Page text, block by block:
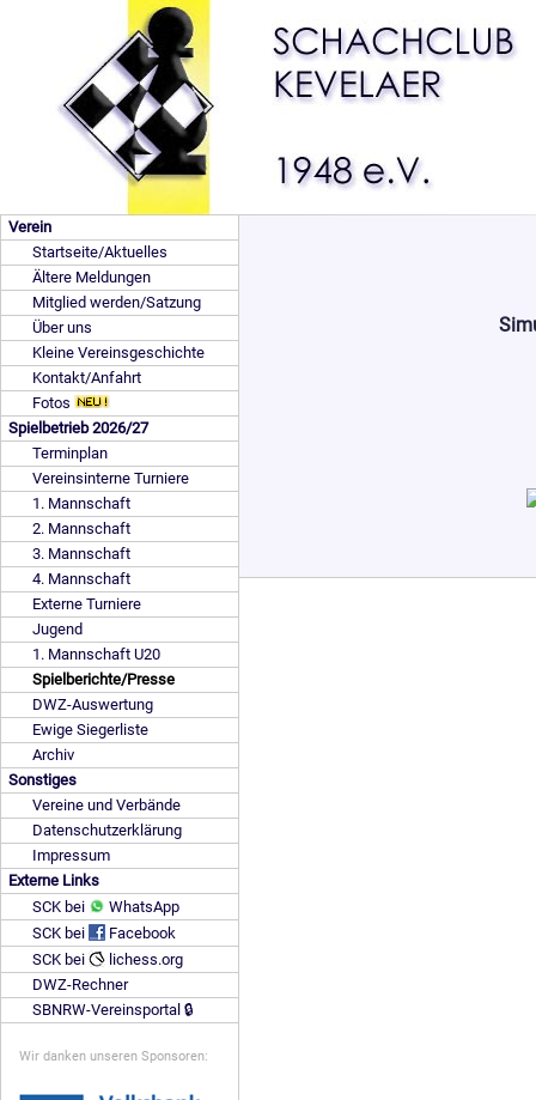
Verein
Startseite/Aktuelles
Ältere Meldungen
Mitglied werden/Satzung
Über uns
Kleine Vereinsgeschichte
Kontakt/Anfahrt
Fotos
Spielbetrieb 2026/27
Terminplan
Vereinsinterne Turniere
1. Mannschaft
2. Mannschaft
3. Mannschaft
4. Mannschaft
Externe Turniere
Jugend
1. Mannschaft U20
Spielberichte/Presse
DWZ-Auswertung
Ewige Siegerliste
Archiv
Sonstiges
Vereine und Verbände
Datenschutzerklärung
Impressum
Externe Links
SCK bei
WhatsApp
SCK bei
Facebook
SCK bei
lichess.org
DWZ-Rechner
SBNRW-Vereinsportal 🔒
Wir danken unseren Sponsoren: